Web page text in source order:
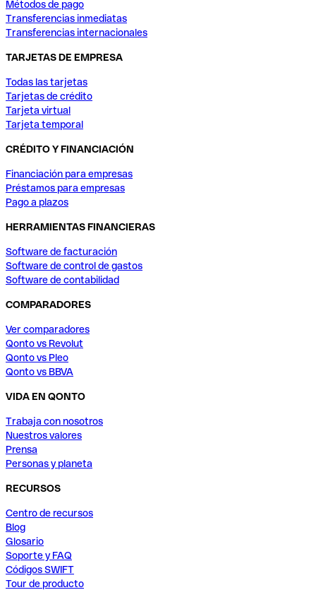
Métodos de pago
Transferencias inmediatas
Transferencias internacionales
TARJETAS DE EMPRESA
Todas las tarjetas
Tarjetas de crédito
Tarjeta virtual
Tarjeta temporal
CRÉDITO Y FINANCIACIÓN
Financiación para empresas
Préstamos para empresas
Pago a plazos
HERRAMIENTAS FINANCIERAS
Software de facturación
Software de control de gastos
Software de contabilidad
COMPARADORES
Ver comparadores
Qonto vs Revolut
Qonto vs Pleo
Qonto vs BBVA
VIDA EN QONTO
Trabaja con nosotros
Nuestros valores
Prensa
Personas y planeta
RECURSOS
Centro de recursos
Blog
Glosario
Soporte y FAQ
Códigos SWIFT
Tour de producto